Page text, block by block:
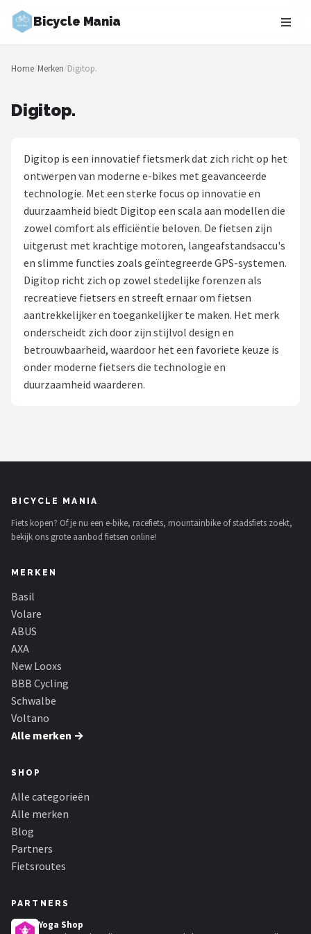
Bicycle Mania
Zoeken
NAVIGATIE
Blog
Fietsroutes
Kinderfietsen
Stadsfietsen
Elektrische fietsen
Mountainbikes
Shop
AXA
BBB Cycling
Schwalbe
Voltano
Shimano
Cortina
Home/Merken/Digitop.
Digitop.
Digitop is een innovatief fietsmerk dat zich richt op het
ontwerpen van moderne e-bikes met geavanceerde
technologie. Met een sterke focus op innovatie en
duurzaamheid biedt Digitop een scala aan modellen die
zowel comfort als efficiëntie beloven. De fietsen zijn
uitgerust met krachtige motoren, langeafstandsaccu's
en slimme functies zoals geïntegreerde GPS-systemen.
Digitop richt zich op zowel stedelijke forenzen als
recreatieve fietsers en streeft ernaar om fietsen
aantrekkelijker en toegankelijker te maken. Het merk
onderscheidt zich door zijn stijlvol design en
betrouwbaarheid, waardoor het een favoriete keuze is
onder moderne fietsers die technologie en
duurzaamheid waarderen.
BICYCLE MANIA
Fiets kopen? Of je nu een e-bike, racefiets, mountainbike of stadsfiets zoekt,
bekijk ons grote aanbod fietsen online!
MERKEN
Basil
Volare
ABUS
AXA
New Looxs
BBB Cycling
Schwalbe
Voltano
Alle merken →
SHOP
Alle categorieën
Alle merken
Blog
Partners
Fietsroutes
PARTNERS
Yoga Shop